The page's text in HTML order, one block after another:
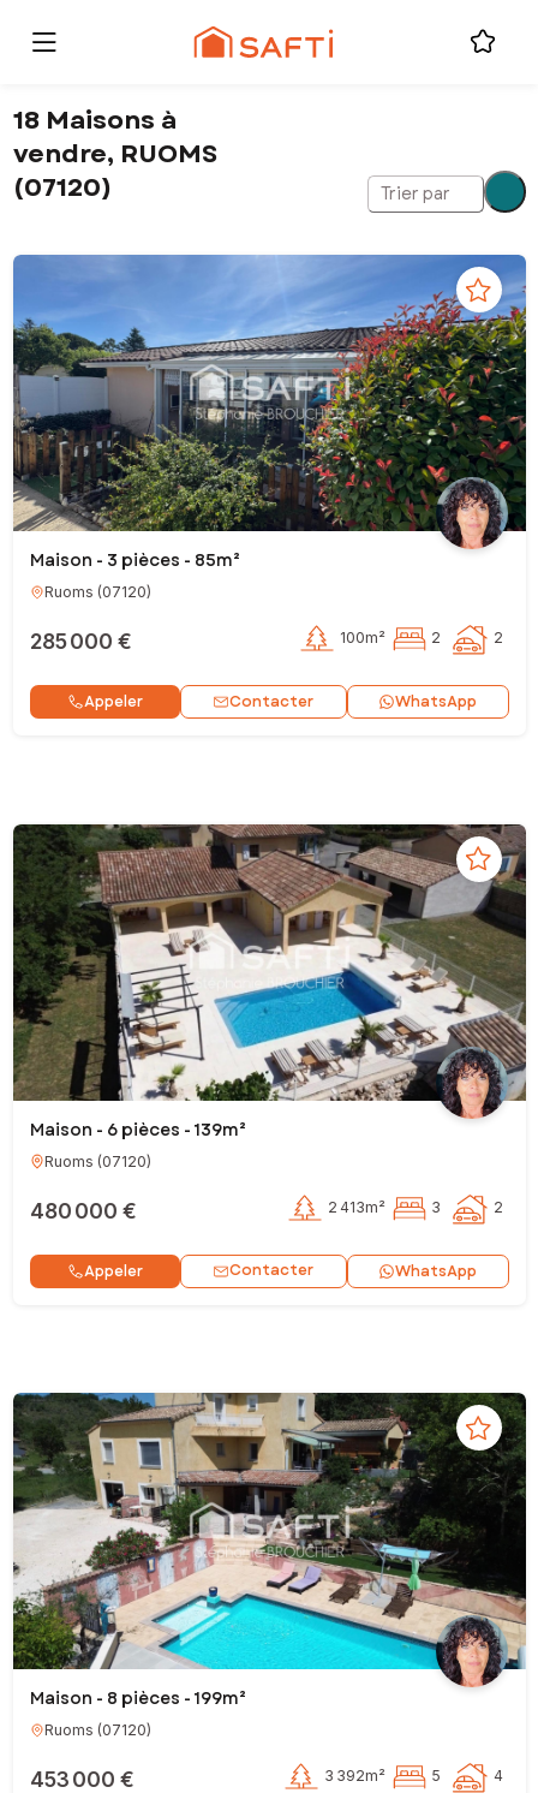
18 Maisons à
vendre, RUOMS
(07120)
Trier par
Maison - 3 pièces - 85m²
Ruoms (07120)
285 000 € 100m² 2 2
Appeler Contacter WhatsApp
Maison - 6 pièces - 139m²
Ruoms (07120)
480 000 € 2 413m² 3 2
Appeler Contacter WhatsApp
Maison - 8 pièces - 199m²
Ruoms (07120)
453 000 € 3 392m² 5 4